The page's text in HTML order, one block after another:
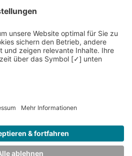
Kontakt
Datenschutz
Newsletter